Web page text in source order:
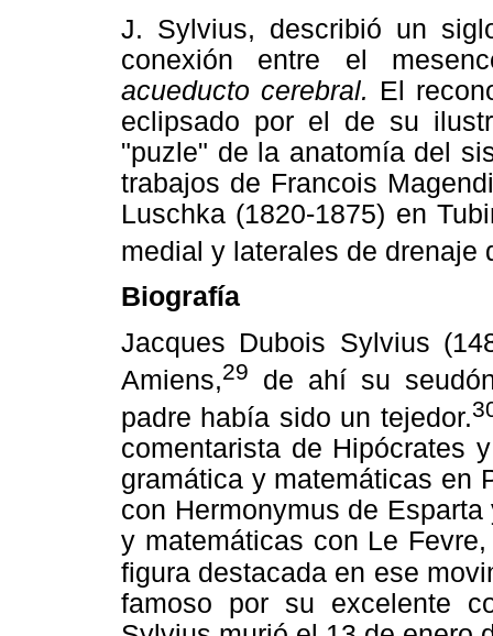
J. Sylvius, describió un
conexión entre el
acueducto cerebral. El
eclipsado por el de su
"puzle" de la anatomía del
trabajos de Francois
Luschka (1820-1875) en
medial y laterales de drenaje
Biografía
Jacques Dubois Sylvius
Amiens,29
de ahí su
padre había sido un tejedor.
comentarista de Hipócrates
gramática y matemáticas en
con Hermonymus de
y matemáticas con Le
figura destacada en ese
famoso por su excelente